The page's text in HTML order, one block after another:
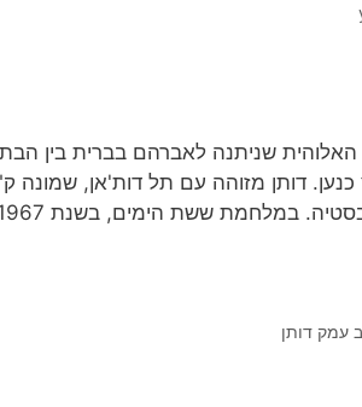
שניתנה לאברהם בברית בין
דותן מזוהה עם תל דות'אן, שמונה
עמק דותן